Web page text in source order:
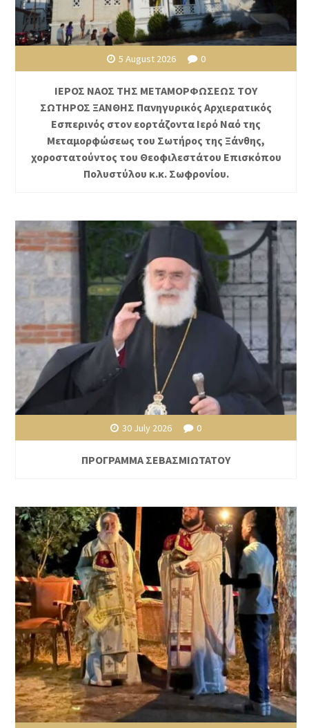
5 August 2026 0
ΙΕΡΟΣ ΝΑΟΣ ΤΗΣ ΜΕΤΑΜΟΡΦΩΣΕΩΣ ΤΟΥ
ΣΩΤΗΡΟΣ ΞΑΝΘΗΣ Πανηγυρικός Αρχιερατικός
Εσπερινός στον εορτάζοντα Ιερό Ναό της
Μεταμορφώσεως του Σωτήρος της Ξάνθης,
χοροστατούντος του Θεοφιλεστάτου Επισκόπου
Πολυστύλου κ.κ. Σωφρονίου.
30 July 2026 0
ΠΡΟΓΡΑΜΜΑ ΣΕΒΑΣΜΙΩΤΑΤΟΥ